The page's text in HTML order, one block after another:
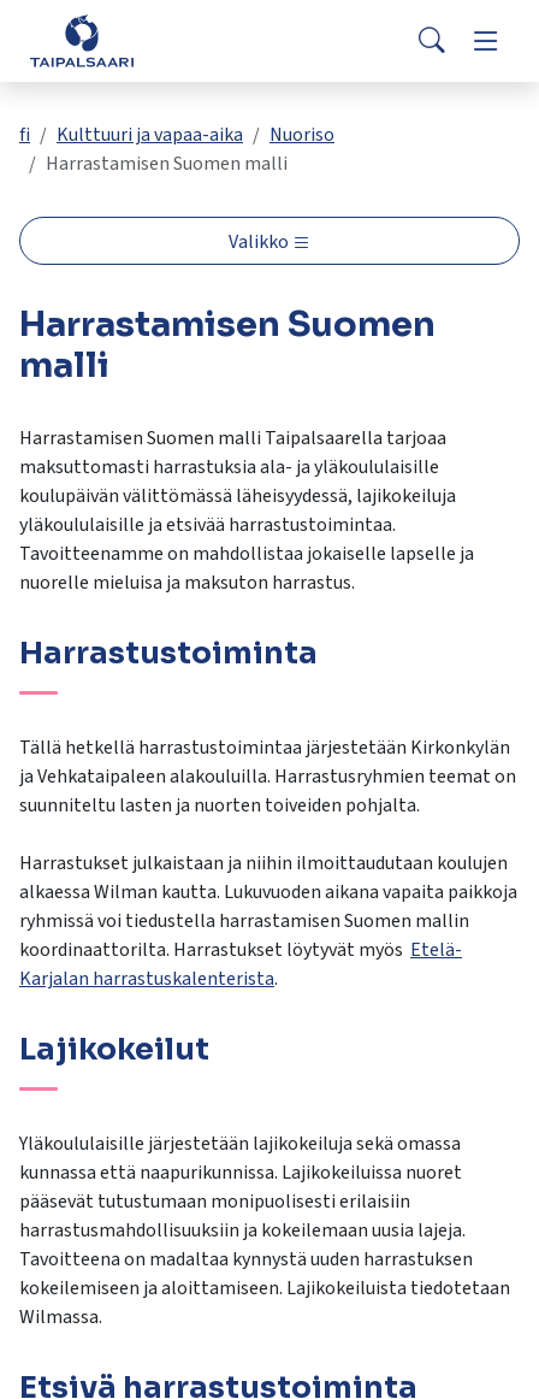
Siirry pääsisältöön
Palaute
Yhteystiedot
Search
Valitse
oleva
tulos
ja
alasnuolilla.
valittuun
hakutulokseen
painamalla
Kosketuslaitteiden
käyttäjät
voivat
käyttää
kosketus-
ja
Asuminen ja rakentaminen
Opetus ja kasvatus
Hyvinvointi ja terveys
Kunta ja päätöksenteko
Työ ja yrittäminen
fi Kulttuuri ja vapaa-aika
Nuoriso
Harrastamisen Suomen malli
Valikko
Harrastamisen Suomen
malli
Harrastamisen Suomen malli Taipalsaarella tarjoaa
maksuttomasti harrastuksia ala- ja yläkoululaisille
koulupäivän välittömässä läheisyydessä, lajikokeiluja
yläkoululaisille ja etsivää harrastustoimintaa.
Tavoitteenamme on mahdollistaa jokaiselle lapselle ja
nuorelle mieluisa ja maksuton harrastus.
Harrastustoiminta
Tällä hetkellä harrastustoimintaa järjestetään Kirkonkylän
ja Vehkataipaleen alakouluilla. Harrastusryhmien teemat on
suunniteltu lasten ja nuorten toiveiden pohjalta.
Harrastukset julkaistaan ja niihin ilmoittaudutaan koulujen
alkaessa Wilman kautta. Lukuvuoden aikana vapaita paikkoja
ryhmissä voi tiedustella harrastamisen Suomen mallin
koordinaattorilta. Harrastukset löytyvät myös Etelä-
Karjalan harrastuskalenterista.
Lajikokeilut
Yläkoululaisille järjestetään lajikokeiluja sekä omassa
kunnassa että naapurikunnissa. Lajikokeiluissa nuoret
pääsevät tutustumaan monipuolisesti erilaisiin
harrastusmahdollisuuksiin ja kokeilemaan uusia lajeja.
Tavoitteena on madaltaa kynnystä uuden harrastuksen
kokeilemiseen ja aloittamiseen. Lajikokeiluista tiedotetaan
Wilmassa.
Etsivä harrastustoiminta